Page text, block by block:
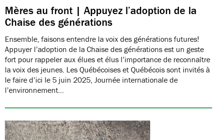
Mères au front | Appuyez l’adoption de la
Chaise des générations
Ensemble, faisons entendre la voix des générations futures!
Appuyer l’adoption de la Chaise des générations est un geste
fort pour rappeler aux élues et élus l’importance de reconnaître
la voix des jeunes. Les Québécoises et Québécois sont invités à
le faire d’ici le 5 juin 2025, Journée internationale de
l’environnement…